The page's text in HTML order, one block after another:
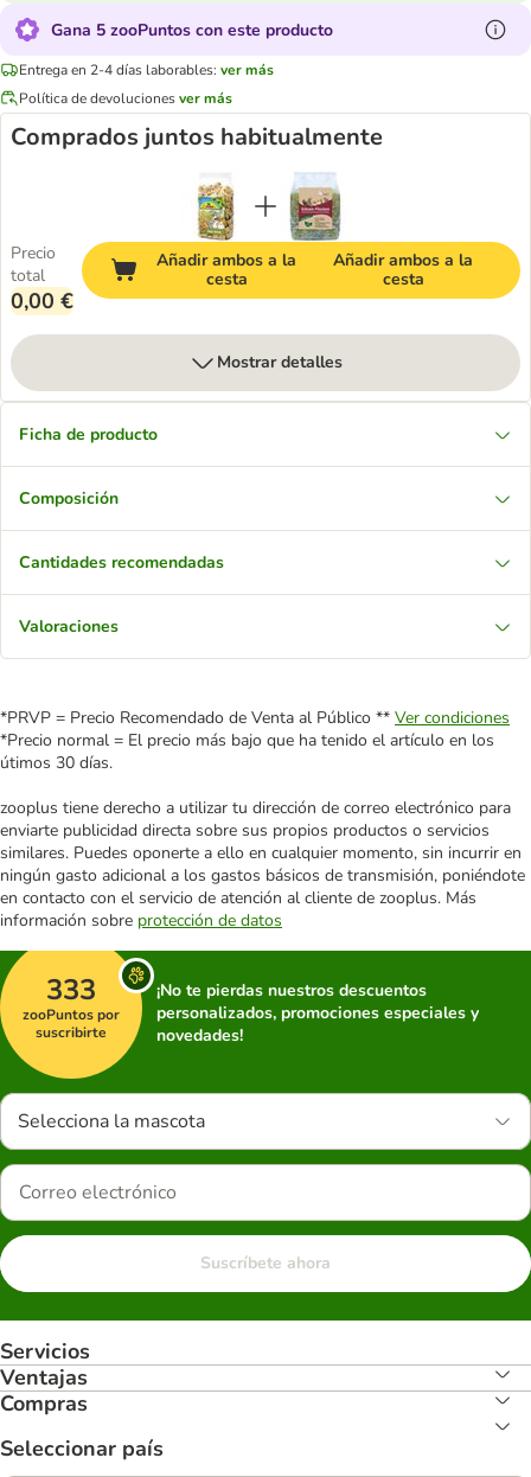
Gana 5 zooPuntos con este producto
Entrega en 2-4 días laborables: ver más
Política de devolucionesver más
Comprados juntos habitualmente
Precio
total
0,00 €
Añadir ambos a la
cesta
Añadir ambos a la
cesta
Mostrar detalles
Ficha de producto
Composición
Cantidades recomendadas
Valoraciones
*PRVP = Precio Recomendado de Venta al Público ** Ver condiciones
*Precio normal = El precio más bajo que ha tenido el artículo en los
útimos 30 días.
zooplus tiene derecho a utilizar tu dirección de correo electrónico para
enviarte publicidad directa sobre sus propios productos o servicios
similares. Puedes oponerte a ello en cualquier momento, sin incurrir en
ningún gasto adicional a los gastos básicos de transmisión, poniéndote
en contacto con el servicio de atención al cliente de zooplus. Más
información sobre protección de datos
333
zooPuntos por
suscribirte
¡No te pierdas nuestros descuentos
personalizados, promociones especiales y
novedades!
Selecciona la mascota
Suscríbete ahora
Servicios
Ventajas
Compras
Seleccionar país